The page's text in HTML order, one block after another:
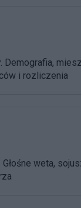
Demografia,
i rozliczenia
weta,